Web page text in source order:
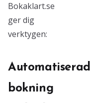
Bokaklart.se
ger dig
verktygen:
Automatiserad
bokning